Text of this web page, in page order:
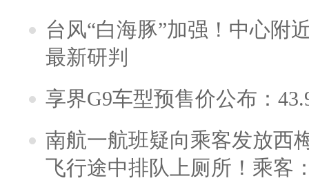
台风“白海豚”加强！中心附
最新研判
享界G9车型预售价公布：
南航一航班疑向乘客发放西
飞行途中排队上厕所！乘客